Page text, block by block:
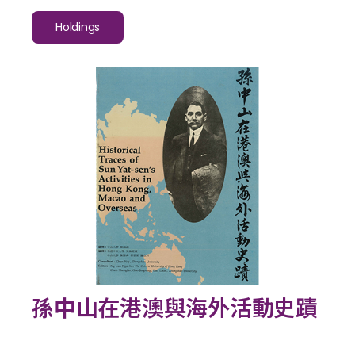
Holdings
孫中山在港澳與海外活動史蹟